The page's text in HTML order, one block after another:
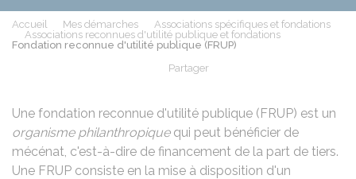
Accueil Mes démarches
Associations spécifiques et fondations
Associations reconnues d'utilité publique et fondations
Fondation reconnue d'utilité publique (FRUP)
Partager
Une fondation reconnue d'utilité publique (FRUP) est un
organisme philanthropiquequi peut bénéficier de
mécénat, c'est-à-dire de financement de la part de tiers.
Une FRUP consiste en la mise à disposition d'un